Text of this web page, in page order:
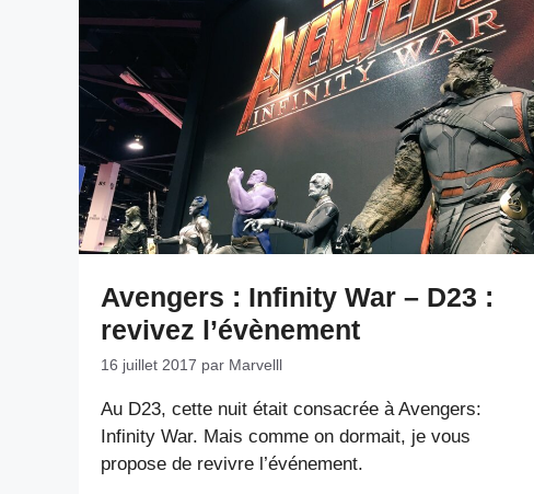
Avengers : Infinity War – D23 :
revivez l’évènement
16 juillet 2017 par Marvelll
Au D23, cette nuit était consacrée à Avengers:
Infinity War. Mais comme on dormait, je vous
propose de revivre l’événement.